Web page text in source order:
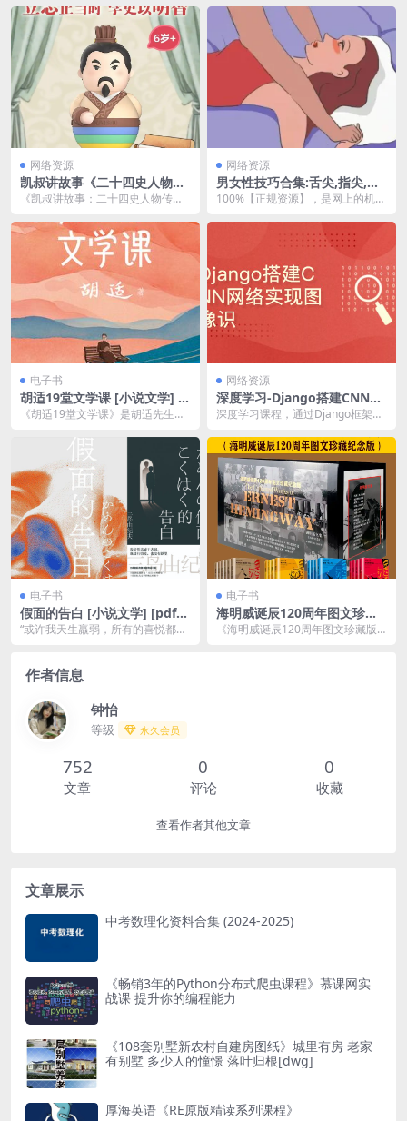
子》内七篇逐篇择要对照...
台，用户群体非常庞...
网络资源
凯叔讲故事《二十四史人物传
记历史系列故事》网盘资源下
《凯叔讲故事：二十四史人物传记
的历史故事集，通过...
网络资源
男女性技巧合集:舌尖,指尖,延
时,勃起全攻略
100%【正规资源】，是网上的机构
学习。请大家合理...
电子书
胡适19堂文学课 [ 小说文学] [p
df+全格式]
《胡适19堂文学课》是胡适先生的
的文学课程内容。胡...
网络资源
深度学习-Django搭建CNN网
络实现图像识别-【附带源码课
深度学习课程，通过Django框架搭
细讲解Dja...
电子书
假面的告白 [ 小说文学] [pdf
+全格式]夸克网盘下载
“或许我天生羸弱，所有的喜悦都掺
电子书
海明威诞辰120周年图文珍藏
版文集（全18卷）
《海明威诞辰120周年图文珍藏版
作者信息
钟怡
等级 永久会员
752
文章
0
评论
0
收藏
查看作者其他文章
文章展示
中考数理化资料合集 (2024-2025)
《畅销3年的Python分布式爬虫课程》慕课网实
战课 提升你的编程能力
《108套别墅新农村自建房图纸》城里有房 老家
有别墅 多少人的憧憬 落叶归根[dwg]
厚海英语《RE原版精读系列课程》